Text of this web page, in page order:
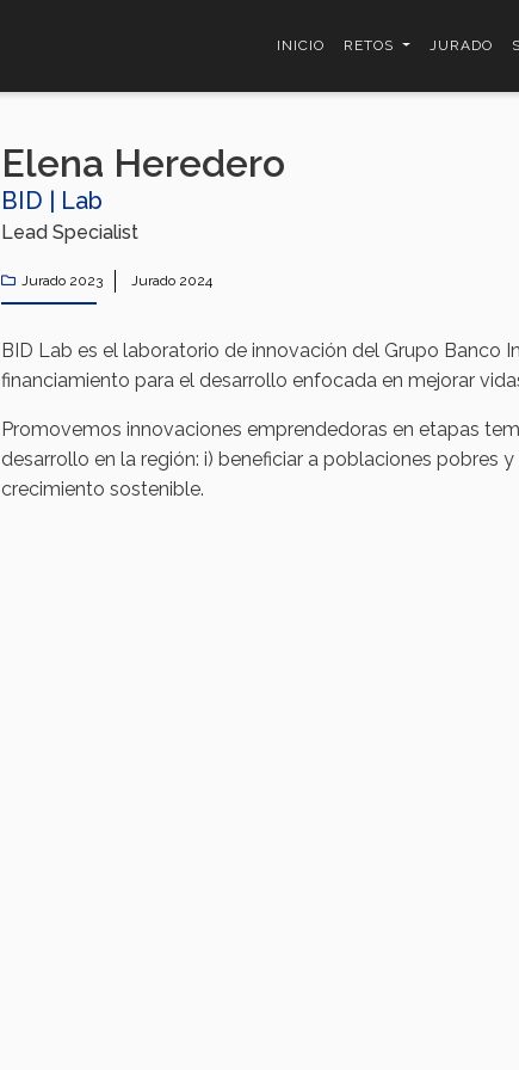
INICIO RETOS JURADO
Elena Heredero
BID | Lab
Lead Specialist
Jurado 2023 Jurado 2024
BID Lab es el laboratorio de innovación del Grupo Banco
financiamiento para el desarrollo enfocada en mejorar
Promovemos innovaciones emprendedoras en etapas
desarrollo en la región: i) beneficiar a poblaciones pobres
crecimiento sostenible.